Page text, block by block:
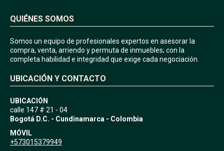
QUIÉNES SOMOS
Somos un equipo de profesionales expertos en asesorar la
compra, venta, arriendo y permuta de inmuebles; con la
completa habilidad e integridad que exige cada negociación.
UBICACIÓN Y CONTACTO
UBICACIÓN
calle 147 # 21 - 04
Bogotá D.C. - Cundinamarca - Colombia
MÓVIL
+573015379949